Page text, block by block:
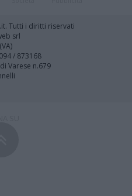
Tutti i diritti riservati
srl
/ 873168
Varese n.679